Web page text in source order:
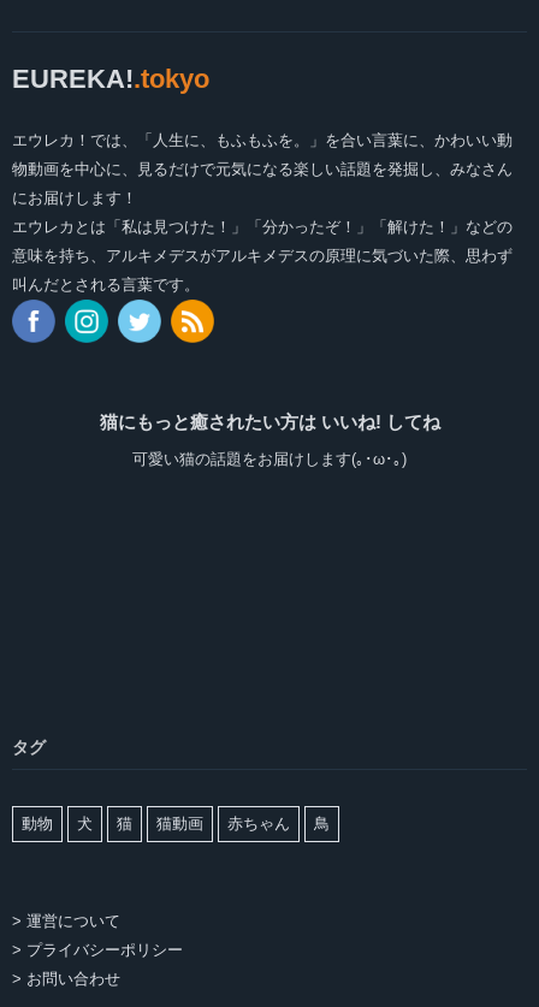
EUREKA!.tokyo
エウレカ！では、「人生に、もふもふを。」を合い言葉に、かわいい動
物動画を中心に、見るだけで元気になる楽しい話題を発掘し、みなさん
にお届けします！
エウレカとは「私は見つけた！」「分かったぞ！」「解けた！」などの
意味を持ち、アルキメデスがアルキメデスの原理に気づいた際、思わず
叫んだとされる言葉です。
猫にもっと癒されたい方は いいね! してね
可愛い猫の話題をお届けします(｡･ω･｡)
タグ
動物 犬 猫 猫動画 赤ちゃん 鳥
> 運営について
> プライバシーポリシー
> お問い合わせ